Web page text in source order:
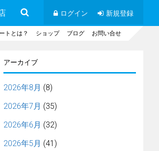
ログイン 新規登録
トとは？ ショップ ブログ お問い合せ
アーカイブ
2026年8月 (8)
2026年7月 (35)
2026年6月 (32)
2026年5月 (41)